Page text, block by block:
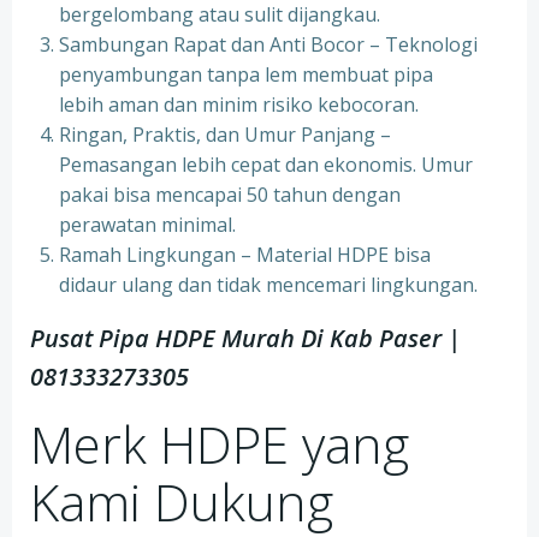
bergelombang atau sulit dijangkau.
Sambungan Rapat dan Anti Bocor – Teknologi
penyambungan tanpa lem membuat pipa
lebih aman dan minim risiko kebocoran.
Ringan, Praktis, dan Umur Panjang –
Pemasangan lebih cepat dan ekonomis. Umur
pakai bisa mencapai 50 tahun dengan
perawatan minimal.
Ramah Lingkungan – Material HDPE bisa
didaur ulang dan tidak mencemari lingkungan.
Pusat Pipa HDPE Murah Di Kab Paser |
081333273305
Merk HDPE yang
Kami Dukung